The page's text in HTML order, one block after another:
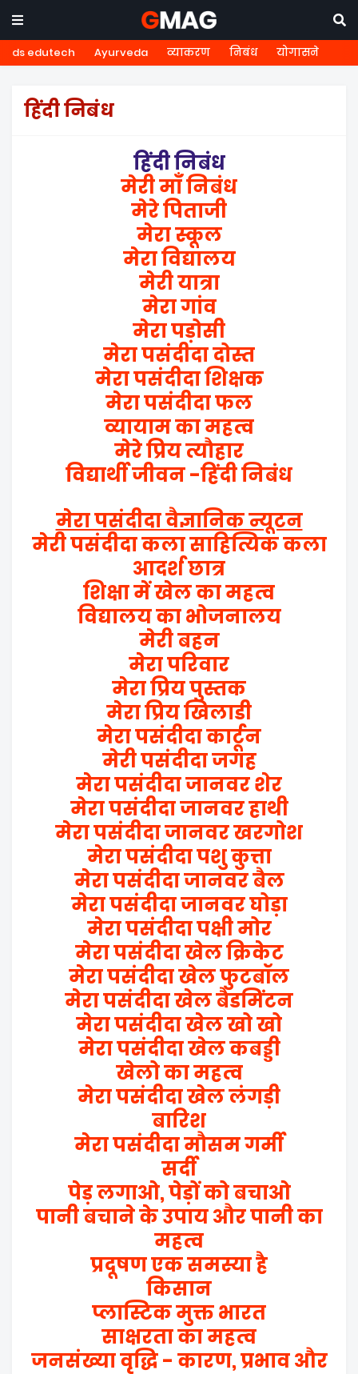
ds edutech Ayurveda व्याकरण निबंध योगासने
हिंदी निबंध
हिंदी निबंध
मेरी माँ निबंध
मेरे पिताजी
मेरा स्कूल
मेरा विद्यालय
मेरी यात्रा
मेरा गांव
मेरा पड़ोसी
मेरा पसंदीदा दोस्त
मेरा पसंदीदा शिक्षक
मेरा पसंदीदा फल
व्यायाम का महत्व
मेरे प्रिय त्यौहार
विद्यार्थी जीवन -हिंदी निबंध
मेरा पसंदीदा वैज्ञानिक न्यूटन
मेरी पसंदीदा कला साहित्यिक कला
आदर्श छात्र
शिक्षा में खेल का महत्व
विद्यालय का भोजनालय
मेरी बहन
मेरा परिवार
मेरा प्रिय पुस्तक
मेरा प्रिय खिलाडी
मेरा पसंदीदा कार्टून
मेरी पसंदीदा जगह
मेरा पसंदीदा जानवर शेर
मेरा पसंदीदा जानवर हाथी
मेरा पसंदीदा जानवर खरगोश
मेरा पसंदीदा पशु कुत्ता
मेरा पसंदीदा जानवर बैल
मेरा पसंदीदा जानवर घोड़ा
मेरा पसंदीदा पक्षी मोर
मेरा पसंदीदा खेल क्रिकेट
मेरा पसंदीदा खेल फुटबॉल
मेरा पसंदीदा खेल बैडमिंटन
मेरा पसंदीदा खेल खो खो
मेरा पसंदीदा खेल कबड्डी
खेलो का महत्व
मेरा पसंदीदा खेल लंगड़ी
बारिश
मेरा पसंदीदा मौसम गर्मी
सर्दी
पेड़ लगाओ, पेड़ों को बचाओ
पानी बचाने के उपाय और पानी का
महत्व
प्रदूषण एक समस्या है
किसान
प्लास्टिक मुक्त भारत
साक्षरता का महत्व
जनसंख्या वृद्धि - कारण, प्रभाव और